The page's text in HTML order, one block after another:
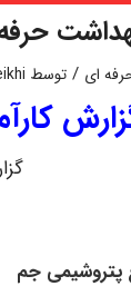
ای / توسط
پتروشیمی جم